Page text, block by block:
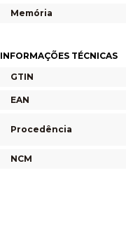
Memória
INFORMAÇÕES TÉCNICAS
GTIN
EAN
Procedência
NCM